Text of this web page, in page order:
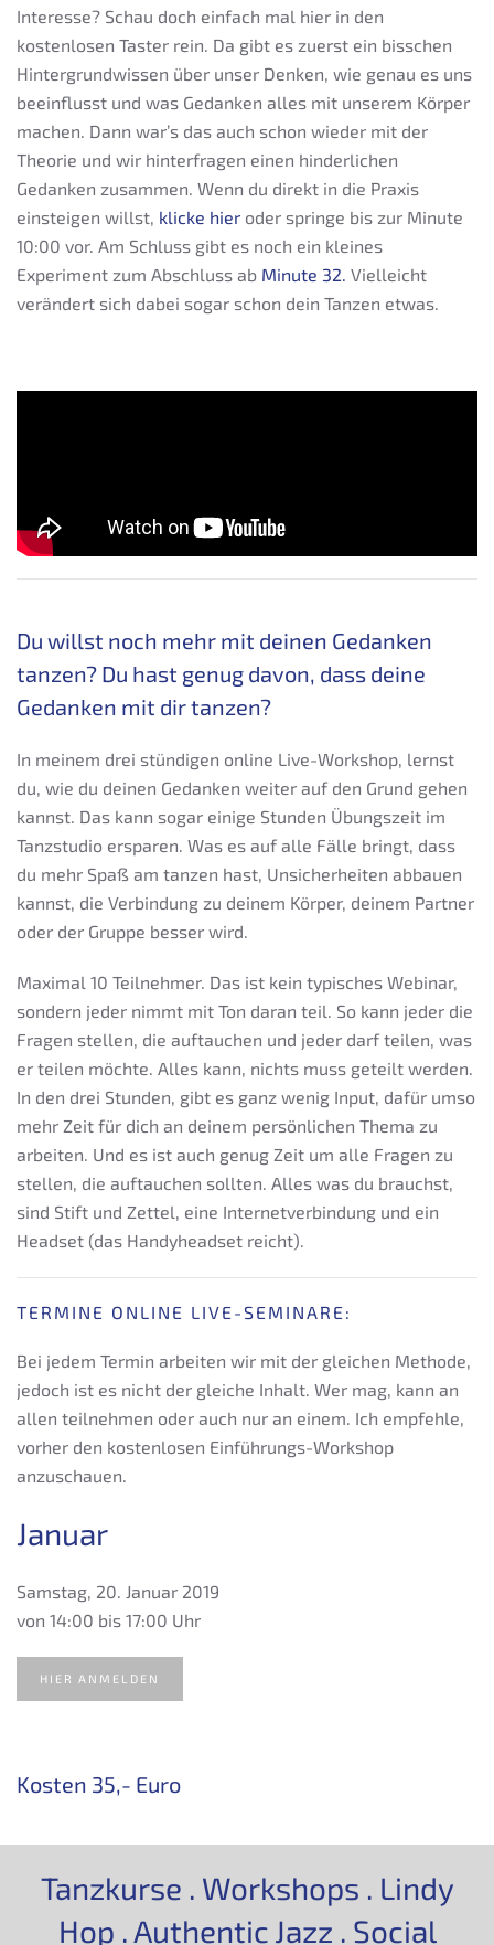
Interesse? Schau doch einfach mal hier in den
kostenlosen Taster rein. Da gibt es zuerst ein bisschen
Hintergrundwissen über unser Denken, wie genau es uns
beeinflusst und was Gedanken alles mit unserem Körper
machen. Dann war’s das auch schon wieder mit der
Theorie und wir hinterfragen einen hinderlichen
Gedanken zusammen. Wenn du direkt in die Praxis
einsteigen willst, klicke hier oder springe bis zur Minute
10:00 vor. Am Schluss gibt es noch ein kleines
Experiment zum Abschluss ab Minute 32. Vielleicht
verändert sich dabei sogar schon dein Tanzen etwas.
Du willst noch mehr mit deinen Gedanken
tanzen? Du hast genug davon, dass deine
Gedanken mit dir tanzen?
In meinem drei stündigen online Live-Workshop, lernst
du, wie du deinen Gedanken weiter auf den Grund gehen
kannst. Das kann sogar einige Stunden Übungszeit im
Tanzstudio ersparen. Was es auf alle Fälle bringt, dass
du mehr Spaß am tanzen hast, Unsicherheiten abbauen
kannst, die Verbindung zu deinem Körper, deinem Partner
oder der Gruppe besser wird.
Maximal 10 Teilnehmer. Das ist kein typisches Webinar,
sondern jeder nimmt mit Ton daran teil. So kann jeder die
Fragen stellen, die auftauchen und jeder darf teilen, was
er teilen möchte. Alles kann, nichts muss geteilt werden.
In den drei Stunden, gibt es ganz wenig Input, dafür umso
mehr Zeit für dich an deinem persönlichen Thema zu
arbeiten. Und es ist auch genug Zeit um alle Fragen zu
stellen, die auftauchen sollten. Alles was du brauchst,
sind Stift und Zettel, eine Internetverbindung und ein
Headset (das Handyheadset reicht).
TERMINE ONLINE LIVE-SEMINARE:
Bei jedem Termin arbeiten wir mit der gleichen Methode,
jedoch ist es nicht der gleiche Inhalt. Wer mag, kann an
allen teilnehmen oder auch nur an einem. Ich empfehle,
vorher den kostenlosen Einführungs-Workshop
anzuschauen.
Januar
Samstag, 20. Januar 2019
von 14:00 bis 17:00 Uhr
HIER ANMELDEN
Kosten 35,- Euro
Tanzkurse . Workshops . Lindy
Hop . Authentic Jazz . Social